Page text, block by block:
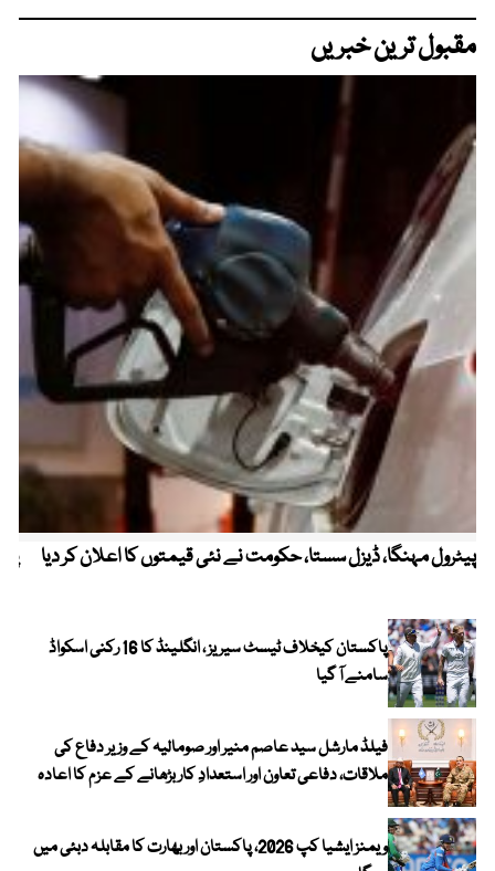
مقبول ترین خبریں
پیٹرول مہنگا، ڈیزل سستا، حکومت نے نئی قیمتوں کا اعلان کر دیا
پاکستان کیخلاف ٹیسٹ سیریز ، انگلینڈ کا 16 رکنی اسکواڈ
سامنے آ گیا
فیلڈ مارشل سید عاصم منیر اور صومالیہ کے وزیر دفاع کی
ملاقات، دفاعی تعاون اور استعدادِ کار بڑھانے کے عزم کا اعادہ
ویمنز ایشیا کپ 2026، پاکستان اور بھارت کا مقابلہ دبئی میں